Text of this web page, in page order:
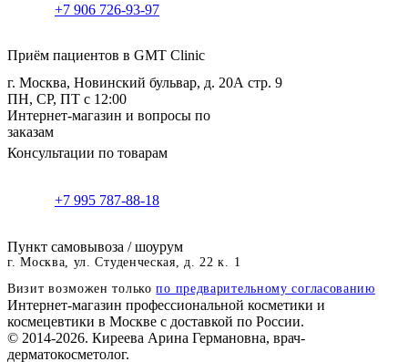
+7 906 726-93-97
Приём пациентов в GMT Clinic
г. Москва, Новинский бульвар, д. 20А стр. 9
ПН, СР, ПТ с 12:00
Интернет-магазин и вопросы по
заказам
Консультации по товарам
+7 995 787-88-18
Пункт самовывоза / шоурум
г. Москва, ул. Студенческая, д. 22 к. 1
Визит возможен толькопо предварительному согласованию
Интернет-магазин профессиональной косметики и
космецевтики в Москве с доставкой по России.
© 2014-2026. Киреева Арина Германовна, врач-
дерматокосметолог.